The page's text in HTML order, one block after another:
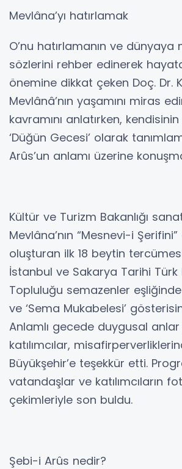
Mevlâna’yı hatırlamak
O’nu hatırlamanın ve dünyaya
sözlerini rehber edinerek
önemine dikkat çeken Doç. Dr.
Mevlânâ’nın yaşamını miras
kavramını anlatırken,
‘Düğün Gecesi’ olarak
Arûs’un anlamı üzerine
Kültür ve Turizm Bakanlığı
Mevlâna’nın “Mesnevi-i
oluşturan ilk 18 beytin
İstanbul ve Sakarya Tarihi Türk
Topluluğu semazenler eşliğinde
ve ‘Sema Mukabelesi’
Anlamlı gecede duygusal
katılımcılar,
Büyükşehir’e teşekkür etti.
vatandaşlar ve katılımcıların
çekimleriyle son buldu.
Şebi-i Arûs nedir?